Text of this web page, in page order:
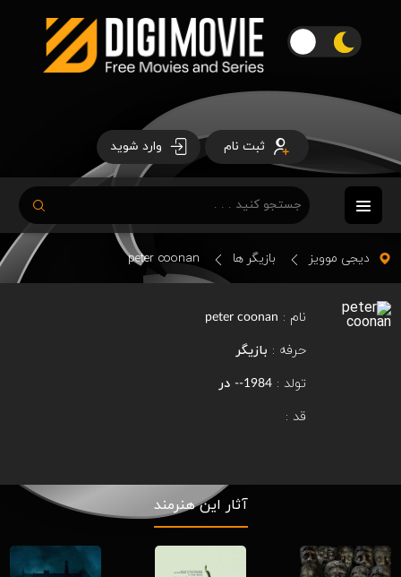
ثبت نام وارد شوید
دیجی موویز بازیگر ها peter coonan
نام : peter coonan
حرفه : بازیگر
تولد : 1984--
در
قد :
آثار این هنرمند